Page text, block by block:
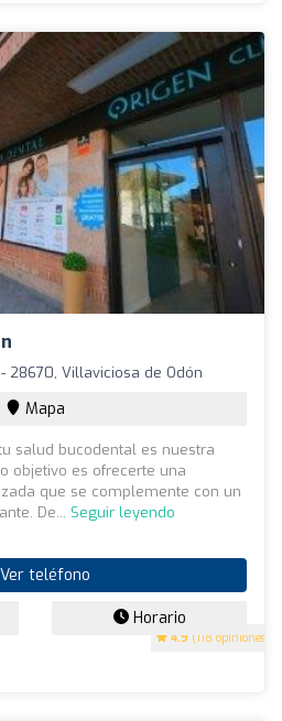
4.9 (118 opiniones)
28670, Villaviciosa de Odón
Mapa
salud bucodental es nuestra
objetivo es ofrecerte una
que se complemente con un
De... Seguir leyendo
Ver teléfono
Horario